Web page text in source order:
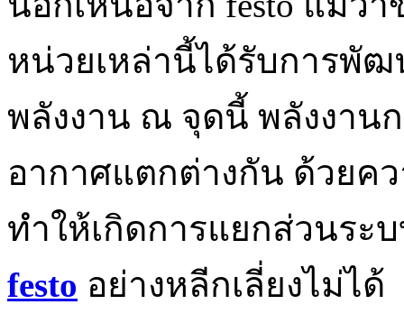
หน่วยเหล่านี้ได้รับการพั
พลังงาน ณ จุดนี้ พลังงาน
อากาศแตกต่างกัน ด้วยค
ทำให้เกิดการแยกส่วนระ
festo อย่างหลีกเลี่ยงไม่ได้